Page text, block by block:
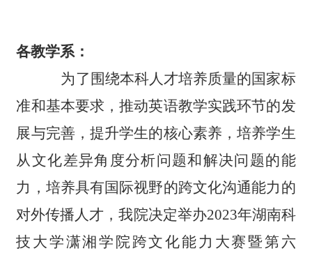
各教学系：
为了围绕本科人才培养质量的国家标
准和基本要求，推动英语教学实践环节的发
展与完善，提升学生的核心素养，培养学生
从文化差异角度分析问题和解决问题的能
力，培养具有国际视野的跨文化沟通能力的
对外传播人才，我院决定举办2023年湖南科
技大学潇湘学院跨文化能力大赛暨第六